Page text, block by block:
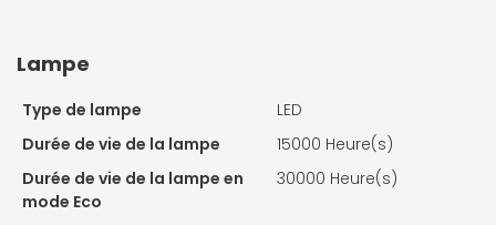
Lampe
Type de lampe
LED
Durée de vie de la lampe
15000 Heure(s)
Durée de vie de la lampe en
mode Eco
30000 Heure(s)